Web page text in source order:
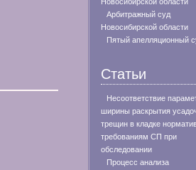
Арбитражный суд
Новосибирской области
Пятый апелляционный
Статьи
Несоответствие
ширины раскрытия
трещин в кладке
требованиям СП при
обследовании
Процесс анализа